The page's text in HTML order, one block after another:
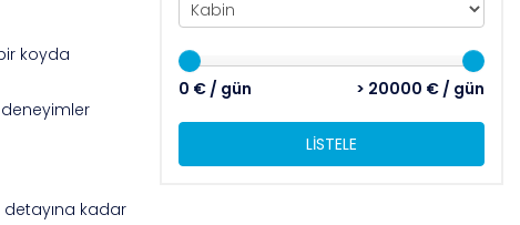
0 € / gün > 20000 € / gün
LİSTELE
koyda
detayına kadar